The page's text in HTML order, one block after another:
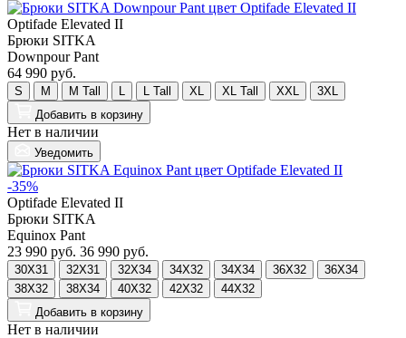
Optifade Elevated II
Брюки SITKA
Downpour Pant
64 990 руб.
S M M Tall L Tall XL XL Tall XXL
3XL
Добавить в корзину
Нет в наличии
Уведомить
-35%
Optifade Elevated II
Брюки SITKA
Equinox Pant
23 990 руб. 36 990 руб.
30X31 32X31 32X34 34X32 34X34 36X32
36X34
38X32
38X34 40X32 42X32
44X32
Добавить в корзину
Нет в наличии